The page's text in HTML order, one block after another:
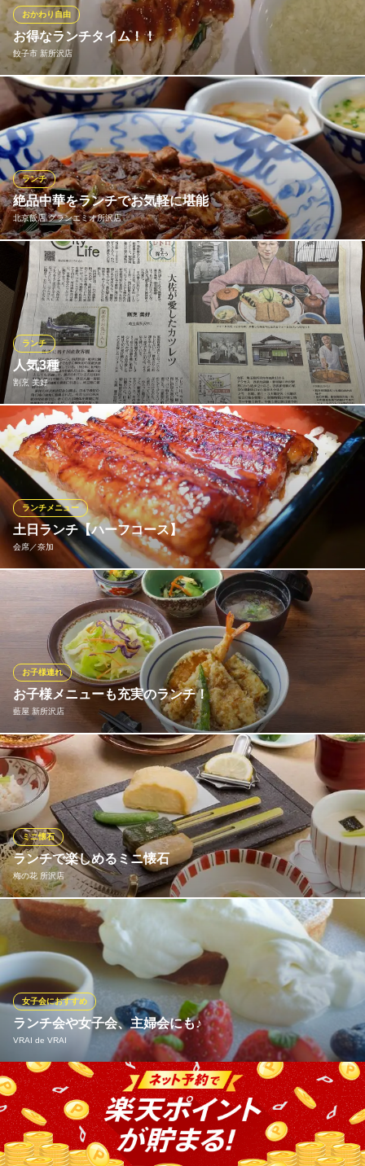
ランチメニューをもっと見る
ステーキのどん星の宮店
気軽に熱々のステーキ
西武狭山線西所沢駅 徒歩6分
埼玉県所沢市星の宮1-9-6
おすすめランチメニュー
日替りランチ（お店の黒板にて）
950円(税込)
点心定食
930円(税込)
回鍋肉定食
980円(税込)
ランチメニューをもっと見る
中国料理 祥和
2階大広間 個室宴会
西武新宿線新所沢駅東口 徒歩1分
埼玉県所沢市松葉町2-6
お得なランチタイム！！
餃子市 新所沢店
おかわり自由
日替わりランチ５８０円（税抜）各種定食も御座います！！ コー
ヒー1杯無料サービス！！！ ライス・スープ、おかわり無料
おすすめランチメニュー
四川風麻婆豆腐定食（山椒入り）
790円(税込)
チンジャオロース定食
860円(税込)
エビチリ定食
990円(税込)
ランチメニューをもっと見る
餃子市 新所沢店
中華料理・食べ放題
西武新宿線新所沢駅西口 徒歩5分
埼玉県所沢市緑町4-3-12
絶品中華をランチでお気軽に堪能
北京飯店 グランエミオ所沢店
ランチ
本格的な中華料理をもっとお気軽にお楽しみいただきたい！そん
な思いからコスパ抜群のお得なランチセットメニューをご用意し
ております！リーズナブルなお値段で本場四川の絶品中華をご堪
能ください！
北京飯店 グランエミオ所沢店
新宿の絶品四川料理
西武新宿線所沢駅 徒歩1分
埼玉県所沢市くすのき台1-14-5 グランエミオ所沢3F
人気3種
割烹 美好
ランチ
この度、読売新聞（４/２０夕刊）で掲載されました 名物！『フ
ォールカツレツセット』 ￥２５００ 神奈川ブランド豚を使用、
特製デミグラスソースで召し上がってください。箸でも切れるヒ
レ肉の柔かさ！ 名脇役の”茶碗蒸し”にホッと癒されてくださいま
せ。
おすすめランチメニュー
『フォールカツレツサンドＤＸセット』
店内ご飲食セット 1,700円(税込)
お食い初め御膳
6,200円(税込)
『お子さま御膳 A』
1,650円～2,750円(税込)
ランチメニューをもっと見る
割烹 美好
割烹
西武池袋線所沢駅 徒歩10分
埼玉県所沢市有楽町13-8
土日ランチ【ハーフコース】
会席／奈加
ランチメニュー
軽い会食向けに、土日ランチ【ハーフコース】をご用意。【季節
の会席】の盛込み料理(メイン)を除いた内容です。（こちらのメニ
ューでの予約は出来ません） 【うなぎ会席／ハーフコース】4,50
0円（税込4,950円） 前菜（八寸三種盛り／季節の椀盛／料理長お
すすめの一品）、茶碗蒸し、うな重、赤出汁、漬物、会席デザー
ト
会席／奈加
釜めしと和食
西武池袋線狭山ケ丘駅 徒歩10分
埼玉県所沢市西狭山ヶ丘1-2475-5
お子様メニューも充実のランチ！
藍屋 新所沢店
お子様連れ
お子様に人気のうどんや唐揚げなどを揃えた、栄養バランスも考
えられたお子様メニューもご用意しております。また、お子様に
大人気のドリンクバーもございます。ランチタイムには、お料理
とセットでお得にご利用いただけるプランも◎
おすすめランチメニュー
乙姫ちらし膳（ソフトドリンク付き）
2,364円(税込)
お昼の彩り弁当（ソフトドリンク付き）
2,144円(税込)
天丼ランチ
1,209円(税込)
ランチメニューをもっと見る
日本料理
西武新宿線航空公園駅 徒歩9分
埼玉県所沢市泉町893-1
ランチで楽しめるミニ懐石
梅の花 所沢店
ミニ懐石
「とうふしゅうまい」など梅の花名物の豆腐料理を中心に、様々
な料理が楽しめるランチ懐石をご用意しております。ママ会やご
友人とのお集まり、ご家族でのお食事にもぜひご利用ください。
丁寧に仕上げた逸品を詰め込んだ贅沢なランチで楽しいひととき
をお過ごしください。
梅の花 所沢店
所沢/豆腐と湯葉の懐石
西武池袋線狭山ケ丘駅 徒歩20分
埼玉県所沢市三ケ島4-2129-1
ランチ会や女子会、主婦会にも♪
VRAI de VRAI
女子会におすすめ
ランチ会や女子会、主婦会、お誕生日会などにご活用いただける
コースもご用意しております。 お手軽なランチセットやビールor
ワイン片手に旬の前菜が楽しめディナーコースもご用意◎ご予算
や時間、アレルギー関連の料理内容やお飲物内容などのご相談も
承っております。お気軽にご相談ください。